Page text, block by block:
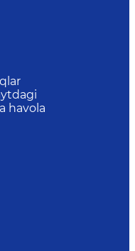
havola